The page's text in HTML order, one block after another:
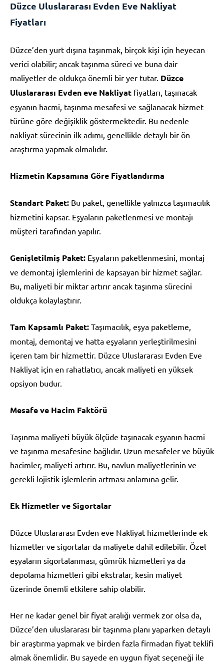
Düzce Uluslararası Evden Eve Nakliyat
Fiyatları
Düzce’den yurt dışına taşınmak, birçok kişi için heyecan
verici olabilir; ancak taşınma süreci ve buna dair
maliyetler de oldukça önemli bir yer tutar. Düzce
Uluslararası Evden eve Nakliyat fiyatları, taşınacak
eşyanın hacmi, taşınma mesafesi ve sağlanacak hizmet
türüne göre değişiklik göstermektedir. Bu nedenle
nakliyat sürecinin ilk adımı, genellikle detaylı bir ön
araştırma yapmak olmalıdır.
Hizmetin Kapsamına Göre Fiyatlandırma
Standart Paket: Bu paket, genellikle yalnızca taşımacılık
hizmetini kapsar. Eşyaların paketlenmesi ve montajı
müşteri tarafından yapılır.
Genişletilmiş Paket: Eşyaların paketlenmesini, montaj
ve demontaj işlemlerini de kapsayan bir hizmet sağlar.
Bu, maliyeti bir miktar artırır ancak taşınma sürecini
oldukça kolaylaştırır.
Tam Kapsamlı Paket: Taşımacılık, eşya paketleme,
montaj, demontaj ve hatta eşyaların yerleştirilmesini
içeren tam bir hizmettir. Düzce Uluslararası Evden Eve
Nakliyat için en rahatlatıcı, ancak maliyeti en yüksek
opsiyon budur.
Mesafe ve Hacim Faktörü
Taşınma maliyeti büyük ölçüde taşınacak eşyanın hacmi
ve taşınma mesafesine bağlıdır. Uzun mesafeler ve büyük
hacimler, maliyeti artırır. Bu, navlun maliyetlerinin ve
gerekli lojistik işlemlerin artması anlamına gelir.
Ek Hizmetler ve Sigortalar
Düzce Uluslararası Evden eve Nakliyat hizmetlerinde ek
hizmetler ve sigortalar da maliyete dahil edilebilir. Özel
eşyaların sigortalanması, gümrük hizmetleri ya da
depolama hizmetleri gibi ekstralar, kesin maliyet
üzerinde önemli etkilere sahip olabilir.
Her ne kadar genel bir fiyat aralığı vermek zor olsa da,
Düzce’den uluslararası bir taşınma planı yaparken detaylı
bir araştırma yapmak ve birden fazla firmadan fiyat teklifi
almak önemlidir. Bu sayede en uygun fiyat seçeneği ile